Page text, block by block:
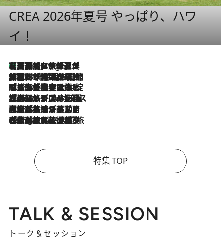
CREA 2026年夏号 やっぱり、ハワ
イ！
3 Hours Ago
【厳選旅コスメ】「多機能アイテムがメイン！」旅好き美容エディターが選んだ夏旅ベストコスメを発表【Mサイズジップ】
2026.8.6
「荷物が増えるほど旅ストレスは増す」美容ジャーナリストがたどり着いた最終結論。“化粧品を劇的に減らす”感動の凝縮美容とは
2026.8.6
「旅先には金髪ウィッグを持参」日本と同じメイクでは損してる!? 美容ジャーナリストが提案する“掟破りの旅美容”とは
2026.8.6
【厳選旅コスメ】「身軽さ＆UV対策重視！」ヘアアーティストshucoが選んだ夏旅ベストコスメを発表【Mサイズジップ】
2026.8.5
【厳選旅コスメ】国内をあちこち移動する河井菜摘が選んだ夏旅ベストコスメ発表！「リラックスアイテムはマスト」【Mサイズジップ】
2026.8.4
【厳選旅コスメ】「紫外線＆乾燥対策しながらメイク感も！」ヘア＆メイクGeorgeが選んだ夏旅ベストコスメを発表！【Mサイズジップ】
特集 TOP
TALK & SESSION
トーク＆セッション